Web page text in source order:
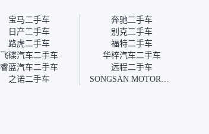
为瓜子有质保，车子出小毛
病维修更有保障。”
宝马二手车
奔驰二手车
日产二手车
别克二手车
路虎二手车
福特二手车
飞碟汽车二手车
华梓汽车二手车
睿蓝汽车二手车
远程二手车
之诺二手车 SONGSAN MOTORS二手车